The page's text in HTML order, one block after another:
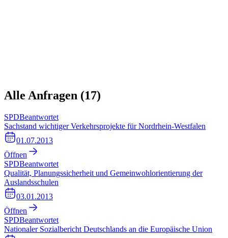
Alle Anfragen (17)
SPDBeantwortet
Sachstand wichtiger Verkehrsprojekte für Nordrhein-Westfalen
01.07.2013
Öffnen
SPDBeantwortet
Qualität, Planungssicherheit und Gemeinwohlorientierung der
Auslandsschulen
03.01.2013
Öffnen
SPDBeantwortet
Nationaler Sozialbericht Deutschlands an die Europäische Union